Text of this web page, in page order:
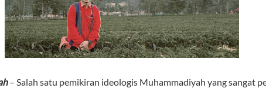
– Salah satu pemikiran ideologis Muhammadiyah yang sangat